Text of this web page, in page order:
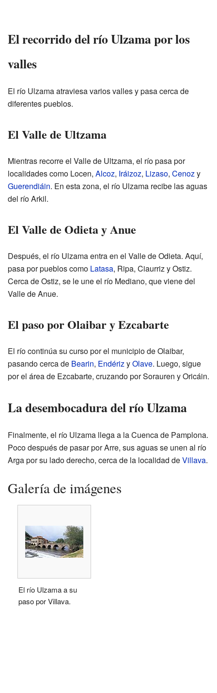
El recorrido del río Ulzama por los
valles
El río Ulzama atraviesa varios valles y pasa cerca de
diferentes pueblos.
El Valle de Ultzama
Mientras recorre el Valle de Ultzama, el río pasa por
localidades como Locen, Alcoz, Iráizoz, Lizaso, Cenozy
Guerendiáin. En esta zona, el río Ulzama recibe las aguas
del río Arkil.
El Valle de Odieta y Anue
Después, el río Ulzama entra en el Valle de Odieta. Aquí,
pasa por pueblos como Latasa, Ripa, Ciaurriz y Ostiz.
Cerca de Ostiz, se le une el río Mediano, que viene del
Valle de Anue.
El paso por Olaibar y Ezcabarte
El río continúa su curso por el municipio de Olaibar,
pasando cerca de Bearin, EndérizyOlave. Luego, sigue
por el área de Ezcabarte, cruzando por Sorauren y Oricáin.
La desembocadura del río Ulzama
Finalmente, el río Ulzama llega a la Cuenca de Pamplona.
Poco después de pasar por Arre, sus aguas se unen al río
Arga por su lado derecho, cerca de la localidad deVillava.
Galería de imágenes
El río Ulzama a su
paso por Villava.